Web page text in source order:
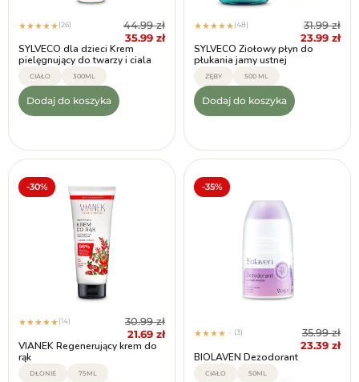
★★★★★(26) 44.99zł
35.99 zł
SYLVECO dla dzieci Krem
pielęgnujący do twarzy i ciala
CIAŁO 300ML
Dodaj do koszyka
★★★★★(48) 31.99zł
23.99 zł
SYLVECO Ziołowy płyn do
płukania jamy ustnej
ZĘBY 500 ML
Dodaj do koszyka
-30%
★★★★★(14) 30.99zł
21.69 zł
VIANEK Regenerujący krem do
rąk
DŁONIE 75ML
-35%
★★★★ (3) 35.99zł
23.39 zł
BIOLAVEN Dezodorant
CIAŁO 50ML